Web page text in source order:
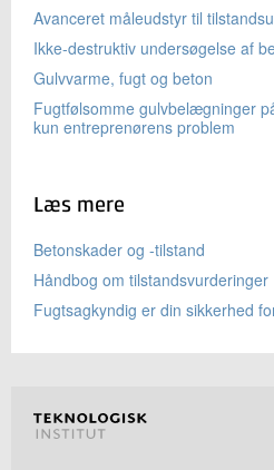
Avanceret måleudstyr til
Ikke-destruktiv undersøgelse af
Gulvvarme, fugt og beton
Fugtfølsomme gulvbelægninger
kun entreprenørens problem
Læs mere
Betonskader og -tilstand
Håndbog om tilstandsvurderinger
Fugtsagkyndig er din sikkerhed